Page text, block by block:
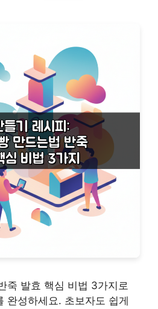
죽 발효 핵심 비법 3가지로
완성하세요. 초보자도 쉽게